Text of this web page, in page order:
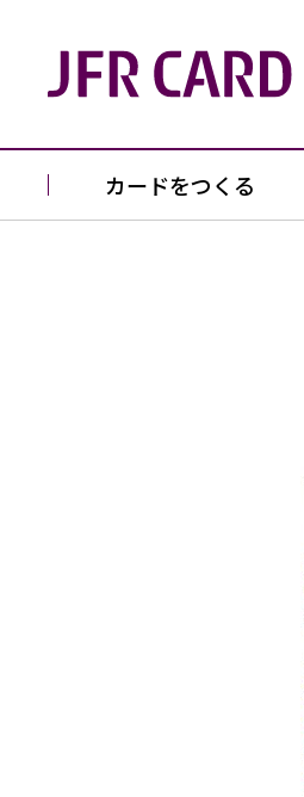
カードをつくる